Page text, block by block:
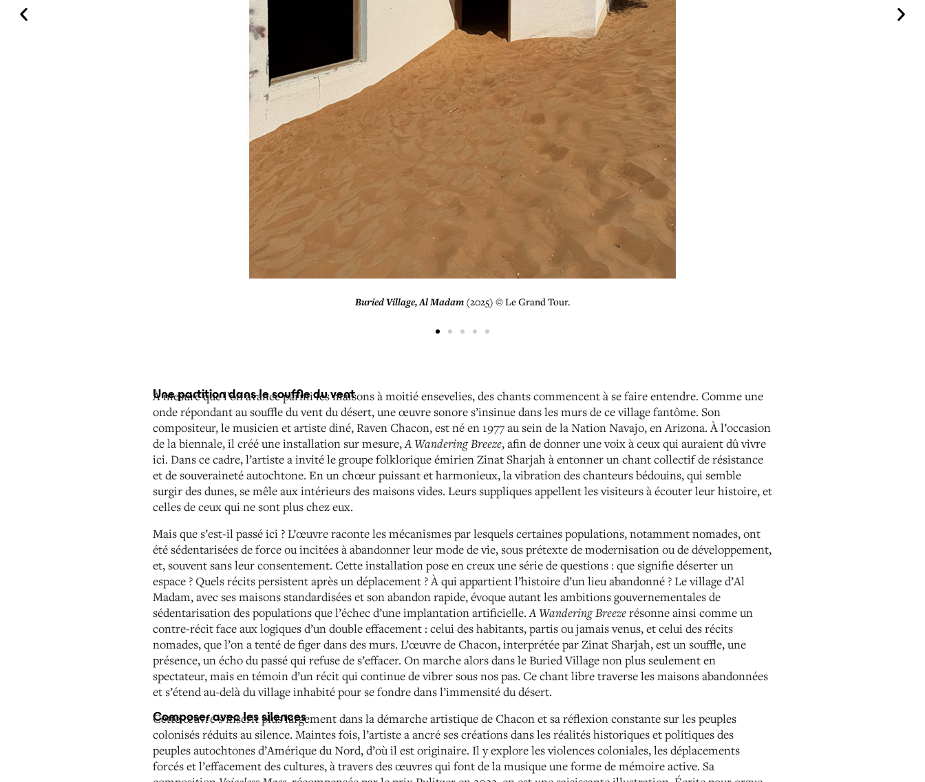
Buried Village, Al Madam(2022) © Courtesy of Sharjah Art Foundation.
Une partition dans le souffle du vent
À mesure que l’on avance parmi les maisons à moitié ensevelies, des chants commencent à se faire entendre. Comme une
onde répondant au souffle du vent du désert, une œuvre sonore s’insinue dans les murs de ce village fantôme. Son
compositeur, le musicien et artiste diné, Raven Chacon, est né en 1977 au sein de la Nation Navajo, en Arizona. À l’occasion
de la biennale, il créé une installation sur mesure,A Wandering Breeze, afin de donner une voix à ceux qui auraient dû vivre
ici. Dans ce cadre, l’artiste a invité le groupe folklorique émirien Zinat Sharjah à entonner un chant collectif de résistance
et de souveraineté autochtone. En un chœur puissant et harmonieux, la vibration des chanteurs bédouins, qui semble
surgir des dunes, se mêle aux intérieurs des maisons vides. Leurs suppliques appellent les visiteurs à écouter leur histoire, et
celles de ceux qui ne sont plus chez eux.
Mais que s’est-il passé ici ? L’œuvre raconte les mécanismes par lesquels certaines populations, notamment nomades, ont
été sédentarisées de force ou incitées à abandonner leur mode de vie, sous prétexte de modernisation ou de développement,
et, souvent sans leur consentement. Cette installation pose en creux une série de questions : que signifie déserter un
espace ? Quels récits persistent après un déplacement ? À qui appartient l’histoire d’un lieu abandonné ? Le village d’Al
Madam, avec ses maisons standardisées et son abandon rapide, évoque autant les ambitions gouvernementales de
sédentarisation des populations que l’échec d’une implantation artificielle.A Wandering Breezerésonne ainsi comme un
contre-récit face aux logiques d’un double effacement : celui des habitants, partis ou jamais venus, et celui des récits
nomades, que l’on a tenté de figer dans des murs. L’œuvre de Chacon, interprétée par Zinat Sharjah, est un souffle, une
présence, un écho du passé qui refuse de s’effacer. On marche alors dans le Buried Village non plus seulement en
spectateur, mais en témoin d’un récit qui continue de vibrer sous nos pas. Ce chant libre traverse les maisons abandonnées
et s’étend au-delà du village inhabité pour se fondre dans l’immensité du désert.
Composer avec les silences
Cette œuvre s’inscrit plus largement dans la démarche artistique de Chacon et sa réflexion constante sur les peuples
colonisés réduits au silence. Maintes fois, l’artiste a ancré ses créations dans les réalités historiques et politiques des
peuples autochtones d’Amérique du Nord, d’où il est originaire. Il y explore les violences coloniales, les déplacements
forcés et l’effacement des cultures, à travers des œuvres qui font de la musique une forme de mémoire active. Sa